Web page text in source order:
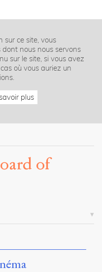
sur ce site, vous
dont nous nous servons
sur le site, si vous avez
où vous auriez un
plus
of